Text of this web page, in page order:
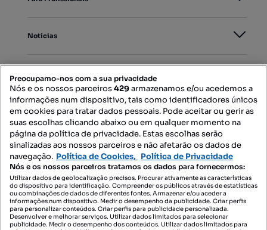
Notícias
Mapa do Site
Contacte-nos
SIGA-NOS:
Preocupamo-nos com a sua privacidade
Nós e os nossos parceiros429armazenamos e/ou acedemos a
informações num dispositivo, tais como identificadores únicos
em cookies para tratar dados pessoais. Pode aceitar ou gerir as
suas escolhas clicando abaixo ou em qualquer momento na
página da política de privacidade. Estas escolhas serão
sinalizadas aos nossos parceiros e não afetarão os dados de
navegação. Política de Cookies, Política de Privacidade
Nós e os nossos parceiros tratamos os dados para fornecermos:
Utilizar dados de geolocalização precisos. Procurar ativamente as características
do dispositivo para identificação. Compreender os públicos através de estatísticas
ou combinações de dados de diferentes fontes. Armazenar e/ou aceder a
informações num dispositivo. Medir o desempenho da publicidade. Criar perfis
para personalizar conteúdos. Criar perfis para publicidade personalizada.
Desenvolver e melhorar serviços. Utilizar dados limitados para selecionar
publicidade. Medir o desempenho dos conteúdos. Utilizar dados limitados para